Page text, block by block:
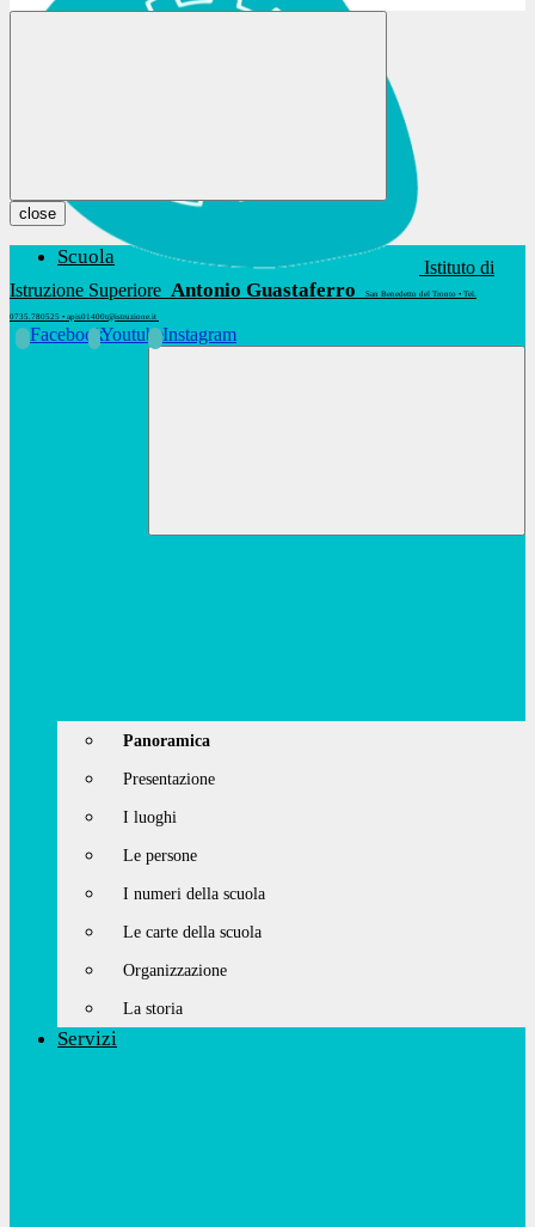
Istituto di
Istruzione Superiore Antonio Guastaferro San Benedetto del Tronto • Tel.
0735.780525 • apis01400t@istruzione.it
FacebookYoutubeInstagram
close
Scuola
Panoramica
Presentazione
I luoghi
Le persone
I numeri della scuola
Le carte della scuola
Organizzazione
La storia
Servizi